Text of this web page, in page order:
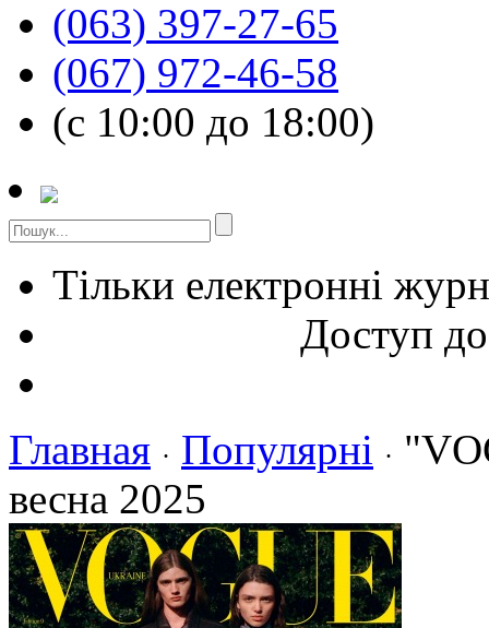
(063) 397-27-65
(067) 972-46-58
(с 10:00 до 18:00)
Тільки електронні
Доступ
Главная · Популярні ·
весна 2025